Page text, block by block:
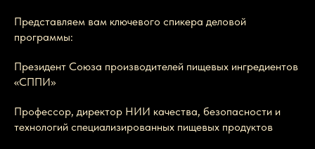
Представляем вам ключевого спикера деловой
программы:
Президент Союза производителей пищевых ингредиентов
«СППИ»
Профессор, директор НИИ качества, безопасности и
технологий специализированных пищевых продуктов